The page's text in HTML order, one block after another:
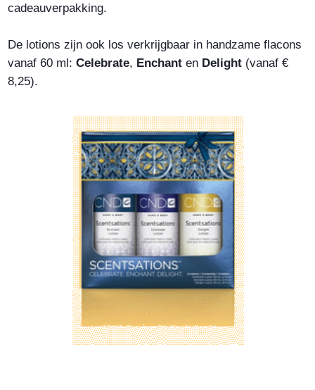
cadeauverpakking.
De lotions zijn ook los verkrijgbaar in handzame flacons
vanaf 60 ml: Celebrate, Enchant en Delight (vanaf €
8,25).